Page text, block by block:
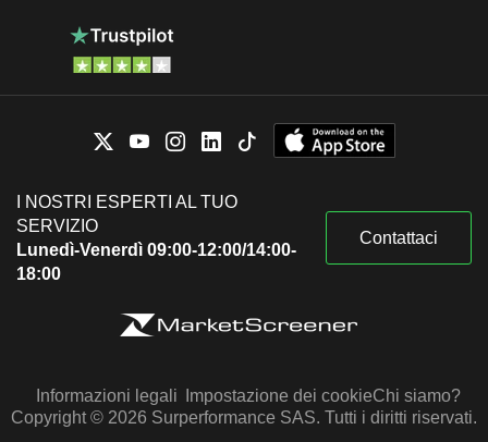
I NOSTRI ESPERTI AL TUO
SERVIZIO
Lunedì-Venerdì 09:00-12:00/14:00-
18:00
Contattaci
Informazioni legali Impostazione dei cookieChi siamo?
Copyright © 2026 Surperformance SAS. Tutti i diritti riservati.